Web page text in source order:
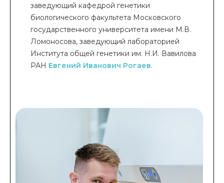
заведующий кафедрой генетики
биологического факультета Московского
государственного университета имени М.В.
Ломоносова, заведующий лабораторией
Института общей генетики им. Н.И. Вавилова
РАН Евгений Иванович Рогаев.